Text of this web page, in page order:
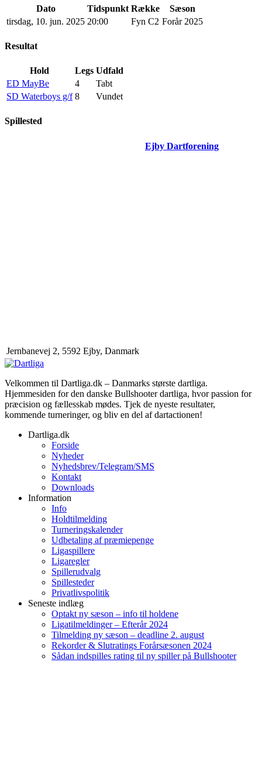
Dato Tidspunkt Række
Sæson
tirsdag, 10. jun. 2025 20:00 Fyn C2 Forår 2025
Resultat
Hold Legs Udfald
ED MayBe
4
Tabt
SD Waterboys g/f 8 Vundet
Spillested
Ejby Dartforening
Jernbanevej 2, 5592 Ejby, Danmark
Velkommen til Dartliga.dk – Danmarks største dartliga.
Hjemmesiden for den danske Bullshooter dartliga, hvor passion for
præcision og fællesskab mødes. Tjek de nyeste resultater,
kommende turneringer, og bliv en del af dartactionen!
Dartliga.dk
Forside
Nyheder
Nyhedsbrev/Telegram/SMS
Kontakt
Downloads
Information
Info
Holdtilmelding
Turneringskalender
Udbetaling af præmiepenge
Ligaspillere
Ligaregler
Spillerudvalg
Spillesteder
Privatlivspolitik
Seneste indlæg
Optakt ny sæson – info til holdene
Ligatilmeldinger – Efterår 2024
Tilmelding ny sæson – deadline 2. august
Rekorder & Slutratings Forårsæsonen 2024
Sådan indspilles rating til ny spiller på Bullshooter